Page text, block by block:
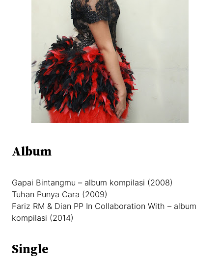
Album
Gapai Bintangmu – album kompilasi (2008)
Tuhan Punya Cara (2009)
Fariz RM & Dian PP In Collaboration With – album
kompilasi (2014)
Single